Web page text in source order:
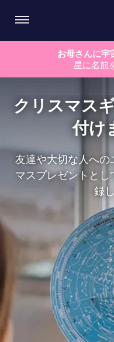
お母さんに宇
星に名前
クリスマス
付け
友達や大切な人への
マスプレゼントと
録